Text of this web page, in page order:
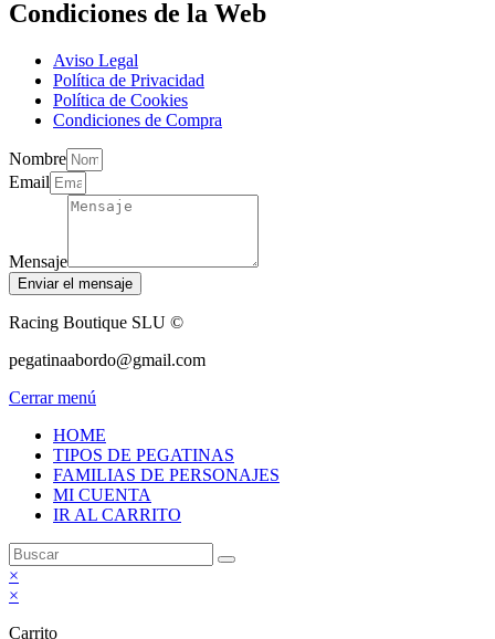
Condiciones de la Web
Aviso Legal
Política de Privacidad
Política de Cookies
Condiciones de Compra
Nombre
Email
Mensaje
Enviar el mensaje
Racing Boutique SLU ©
pegatinaabordo@gmail.com
Cerrar menú
HOME
TIPOS DE PEGATINAS
FAMILIAS DE PERSONAJES
MI CUENTA
IR AL CARRITO
×
×
Carrito